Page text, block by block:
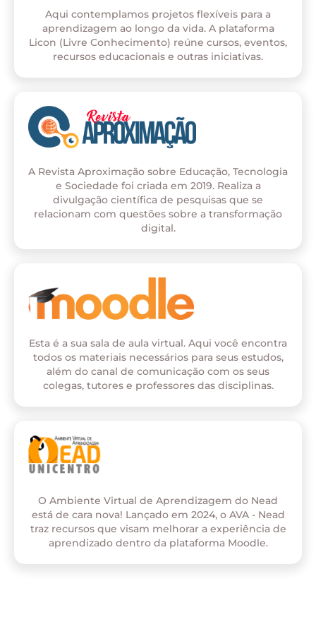
Aqui contemplamos projetos flexíveis para a
aprendizagem ao longo da vida. A plataforma
Licon (Livre Conhecimento) reúne cursos, eventos,
recursos educacionais e outras iniciativas.
A Revista Aproximação sobre Educação, Tecnologia
e Sociedade foi criada em 2019. Realiza a
divulgação científica de pesquisas que se
relacionam com questões sobre a transformação
digital.
Esta é a sua sala de aula virtual. Aqui você encontra
todos os materiais necessários para seus estudos,
além do canal de comunicação com os seus
colegas, tutores e professores das disciplinas.
O Ambiente Virtual de Aprendizagem do Nead
está de cara nova! Lançado em 2024, o AVA - Nead
traz recursos que visam melhorar a experiência de
aprendizado dentro da plataforma Moodle.